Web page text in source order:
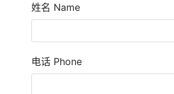
姓名 Name
电话 Phone